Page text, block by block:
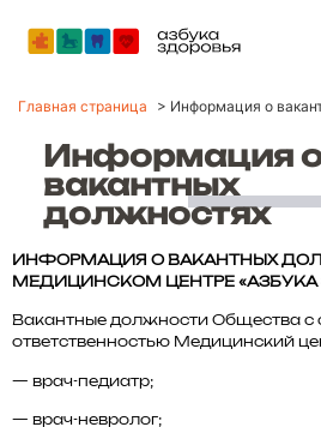
Главная страница > Информация о
Информация
вакантных
должностях
ИНФОРМАЦИЯ О ВАКАНТНЫХ
МЕДИЦИНСКОМ ЦЕНТРЕ «АЗБУКА
Вакантные должности Общества с
ответственностью Медицинский
— врач-педиатр;
— врач-невролог;